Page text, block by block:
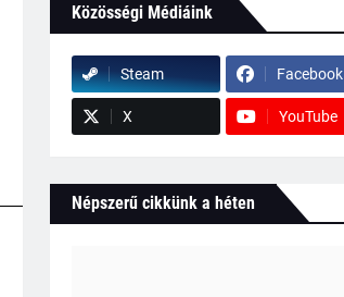
Közösségi Médiáink
Steam Facebook
X YouTube
Népszerű cikkünk a héten